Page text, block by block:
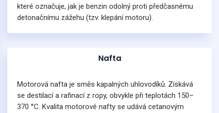
které označuje, jak je benzin odolný proti předčasnému
detonačnímu zážehu (tzv. klepání motoru).
Nafta
Motorová nafta je směs kapalných uhlovodíků. Získává
se destilací a rafinací z ropy, obvykle při teplotách 150–
370 °C. Kvalita motorové nafty se udává cetanovým